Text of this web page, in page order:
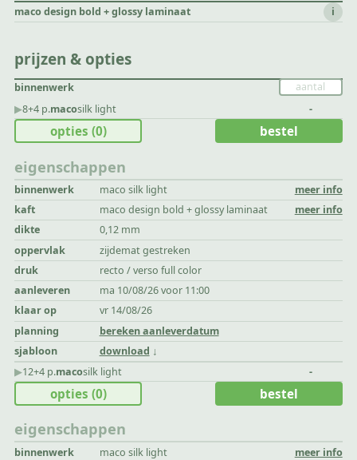
maco design bold + glossy laminaat i
prijzen & opties
binnenwerk
▶︎8+4 p.macosilk light -
eigenschappen
binnenwerk maco silk light
meer info
kaft
maco design bold + glossy laminaat
meer info
dikte
0,12 mm
oppervlak
zijdemat gestreken
druk
recto / verso full color
aanleveren
ma 10/08/26 voor 11:00
klaar op
vr 14/08/26
planning
bereken aanleverdatum
sjabloon
download
opties (0) bestel
▶︎12+4 p.macosilk light -
eigenschappen
binnenwerk maco silk light
meer info
opties (0) bestel